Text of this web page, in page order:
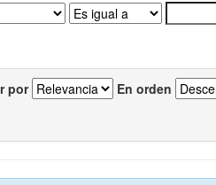
por En orden